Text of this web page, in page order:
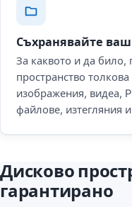
Съхранявайте
За каквото и да било,
пространство
изображения, видеа,
файлове, изтегляния
Дисково
гарантирано